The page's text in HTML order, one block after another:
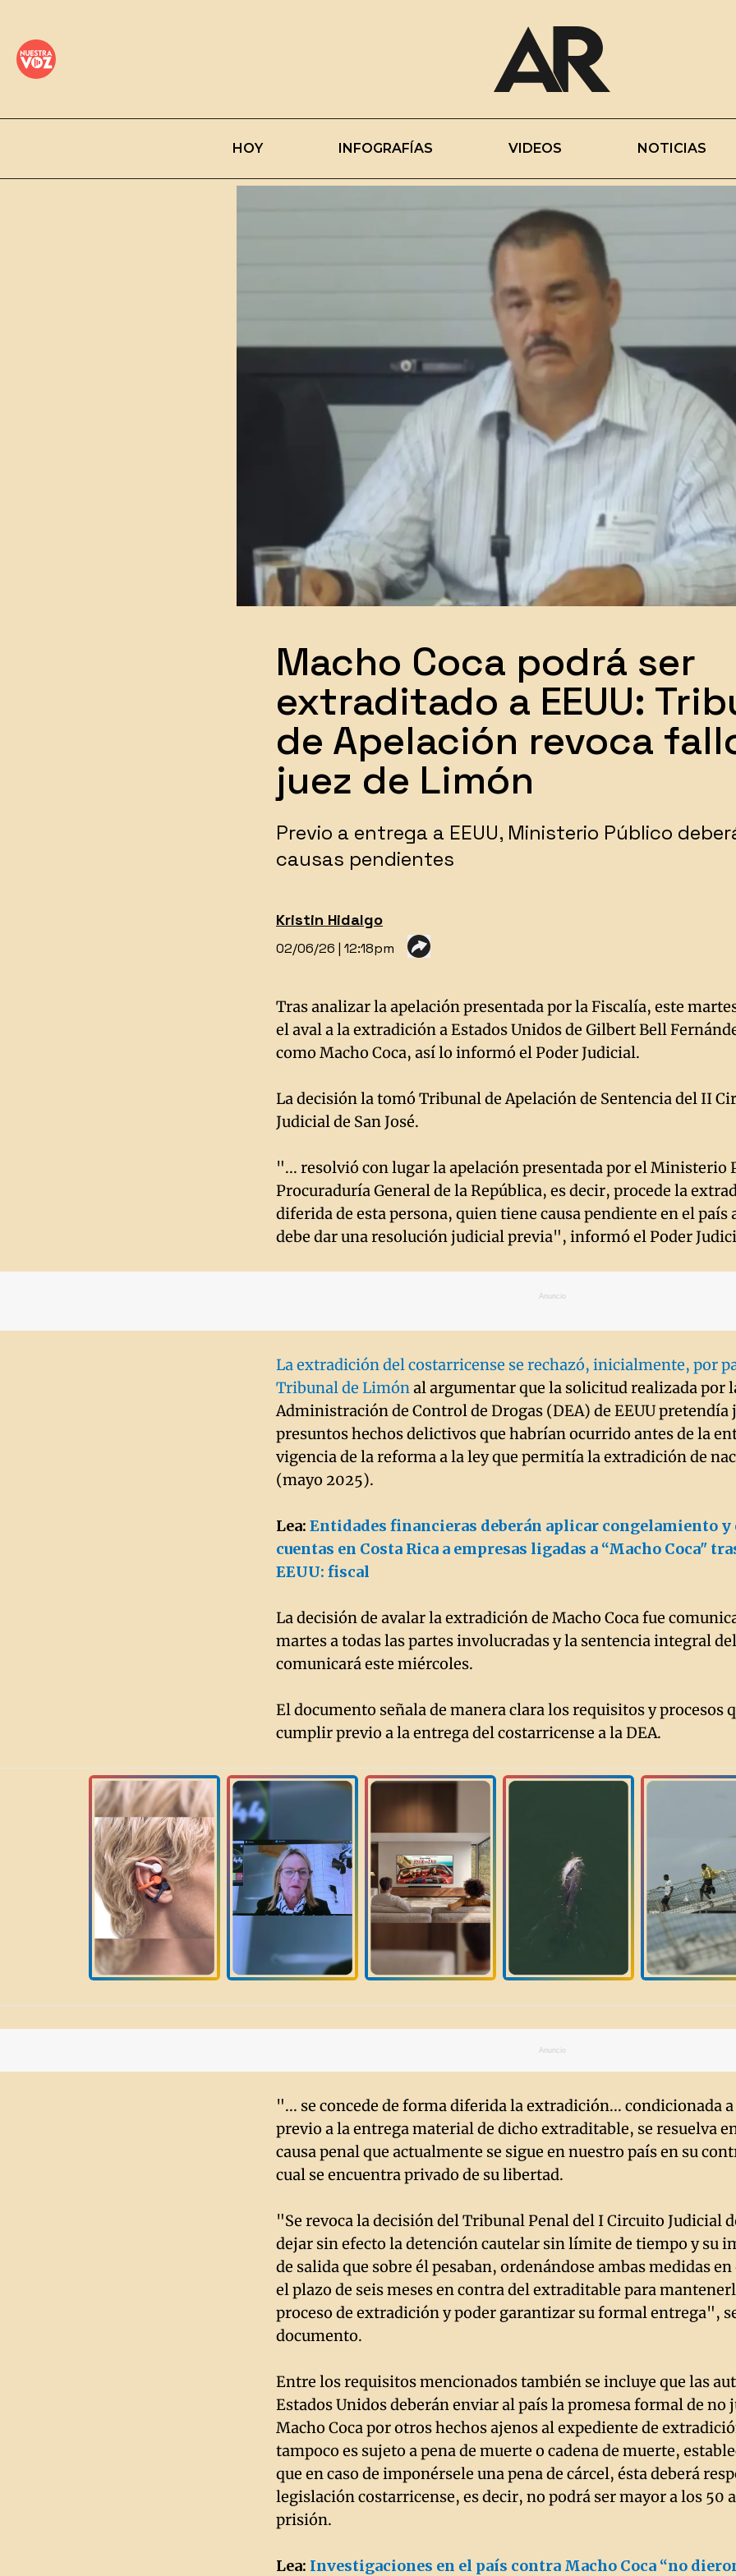
HOY INFOGRAFÍAS VIDEOS NOTICIAS
Macho Coca podrá ser
extraditado a EEUU:
de Apelación revoca
juez de Limón
Previo a entrega a EEUU, Ministerio Público
causas pendientes
Kristin Hidalgo
02/06/26 | 12:18pm
Tras analizar la apelación presentada por la Fiscalía, este
el aval a la extradición a Estados Unidos de Gilbert Bell
como Macho Coca, así lo informó el Poder Judicial.
La decisión la tomó Tribunal de Apelación de Sentencia del II
Judicial de San José.
"... resolvió con lugar la apelación presentada por el Ministerio
Procuraduría General de la República, es decir, procede la
diferida de esta persona, quien tiene causa pendiente en el país
debe dar una resolución judicial previa", informó el Poder
Anuncio
La extradición del costarricense se rechazó, inicialmente, por
Tribunal de Limónal argumentar que la solicitud realizada por
Administración de Control de Drogas (DEA) de EEUU pretendía
presuntos hechos delictivos que habrían ocurrido antes de la
vigencia de la reforma a la ley que permitía la extradición de
(mayo 2025).
Lea: Entidades financieras deberán aplicar congelamiento y
cuentas en Costa Rica a empresas ligadas a “Macho Coca"
EEUU: fiscal
La decisión de avalar la extradición de Macho Coca fue
martes a todas las partes involucradas y la sentencia integral
comunicará este miércoles.
El documento señala de manera clara los requisitos y procesos
cumplir previo a la entrega del costarricense a la DEA.
Anuncio
"... se concede de forma diferida la extradición... condicionada a
previo a la entrega material de dicho extraditable, se resuelva
causa penal que actualmente se sigue en nuestro país en su
cual se encuentra privado de su libertad.
"Se revoca la decisión del Tribunal Penal del I Circuito Judicial
dejar sin efecto la detención cautelar sin límite de tiempo y su
de salida que sobre él pesaban, ordenándose ambas medidas
el plazo de seis meses en contra del extraditable para
proceso de extradición y poder garantizar su formal entrega",
documento.
Entre los requisitos mencionados también se incluye que las
Estados Unidos deberán enviar al país la promesa formal de no
Macho Coca por otros hechos ajenos al expediente de
tampoco es sujeto a pena de muerte o cadena de muerte,
que en caso de imponérsele una pena de cárcel, ésta deberá
legislación costarricense, es decir, no podrá ser mayor a los 50
prisión.
Lea: Investigaciones en el país contra Macho Coca “no